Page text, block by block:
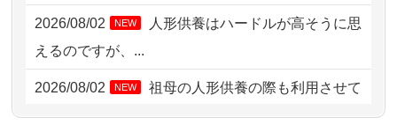
2026/08/02 09:15 神奈川の方からお申込み
2026/08/02 06:46
2026/08/01 19:28 東京都の方からお申込み
2026/08/01 17:10 東京都の方からお申込み
2026/08/02 NEW
人形供養はハードルが高そうに思
えるのですが、...
2026/08/02 NEW
祖母の人形供養の際も利用させて
いただき安心感がある